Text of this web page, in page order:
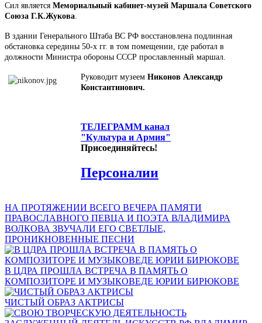
Сил является Мемориальный кабинет-музей Маршала Советского
Союза Г.К.Жукова
В здании Генерального Штаба ВС РФ восстановлена подлинная
обстановка середины 50-х гг. в том помещении, где работал в
должности Министра обороны СССР прославленный маршал.
Руководит музеем Никонов Александр
Константинович.
ТЕЛЕГРАММ канал
"Культура и Армия"
Присоединяйтесь!
Персоналии
НА ПРОТЯЖЕНИИ ВСЕГО ВЕЧЕРА ПАМЯТИ
ПРАВОСЛАВНОГО ПЕВЦА И ПОЭТА ВЛАДИМИРА
ВОЛКОВА ЗВУЧАЛИ ЕГО СВЕТЛЫЕ,
ПРОНИКНОВЕННЫЕ ПЕСНИ
В ЦДРА ПРОШЛА ВСТРЕЧА В ПАМЯТЬ О
КОМПОЗИТОРЕ И МУЗЫКОВЕДЕ ЮРИИ БИРЮКОВЕ
ЧИСТЫЙ ОБРАЗ АКТРИСЫ